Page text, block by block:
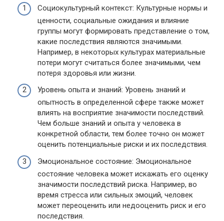
Социокультурный контекст: Культурные нормы и
ценности, социальные ожидания и влияние
группы могут формировать представление о том,
какие последствия являются значимыми.
Например, в некоторых культурах материальные
потери могут считаться более значимыми, чем
потеря здоровья или жизни.
Уровень опыта и знаний: Уровень знаний и
опытность в определенной сфере также может
влиять на восприятие значимости последствий.
Чем больше знаний и опыта у человека в
конкретной области, тем более точно он может
оценить потенциальные риски и их последствия.
Эмоциональное состояние: Эмоциональное
состояние человека может искажать его оценку
значимости последствий риска. Например, во
время стресса или сильных эмоций, человек
может переоценить или недооценить риск и его
последствия.